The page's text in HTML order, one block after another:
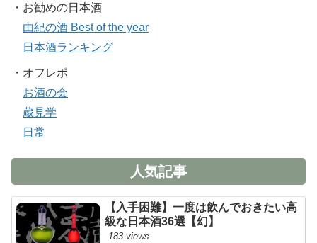
・お勧めの日本酒
由紀の酒 Best of the year
日本酒ランキング
・オフレポ
お酒の会
蔵見学
日常
人気記事
【入手困難】一度は飲んでおきたい高
級な日本酒36選【幻】
183 views